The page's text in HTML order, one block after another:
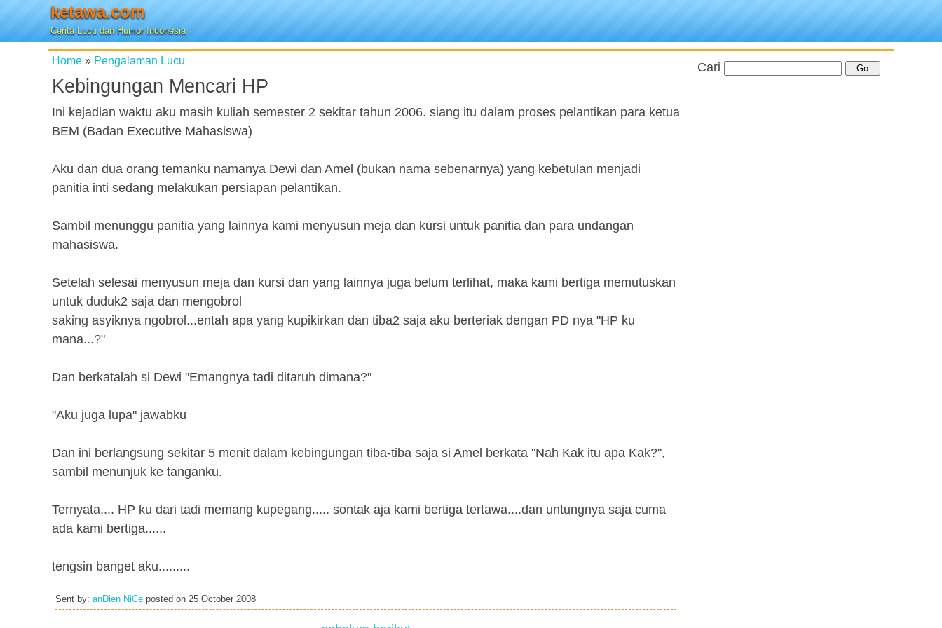
ketawa.com
Cerita Lucu dan Humor Indonesia
Home » Pengalaman Lucu
Kebingungan Mencari HP
Ini kejadian waktu aku masih kuliah semester 2 sekitar tahun 2006. siang itu dalam proses pelantikan para ketua
BEM (Badan Executive Mahasiswa)
Aku dan dua orang temanku namanya Dewi dan Amel (bukan nama sebenarnya) yang kebetulan menjadi
panitia inti sedang melakukan persiapan pelantikan.
Sambil menunggu panitia yang lainnya kami menyusun meja dan kursi untuk panitia dan para undangan
mahasiswa.
Setelah selesai menyusun meja dan kursi dan yang lainnya juga belum terlihat, maka kami bertiga memutuskan
untuk duduk2 saja dan mengobrol
saking asyiknya ngobrol...entah apa yang kupikirkan dan tiba2 saja aku berteriak dengan PD nya "HP ku
mana...?"
Dan berkatalah si Dewi "Emangnya tadi ditaruh dimana?"
"Aku juga lupa" jawabku
Dan ini berlangsung sekitar 5 menit dalam kebingungan tiba-tiba saja si Amel berkata "Nah Kak itu apa Kak?",
sambil menunjuk ke tanganku.
Ternyata.... HP ku dari tadi memang kupegang..... sontak aja kami bertiga tertawa....dan untungnya saja cuma
ada kami bertiga......
tengsin banget aku.........
Sent by: anDien NiCe posted on 25 October 2008
Cari